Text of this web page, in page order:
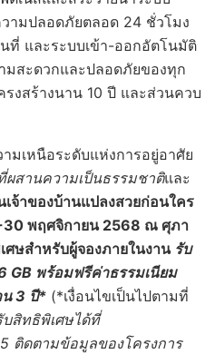
ามปลอดภัยตลอด 24 ชั่วโมง
ที่ และระบบเข้า-ออกอัตโนมัติ
มสะดวกและปลอดภัยของทุก
งสร้างนาน 10 ปี และส่วนควบ
มเหนือระดับแห่งการอยู่อาศัย
ผสานความเป็นธรรมชาติและ
เจ้าของบ้านแปลงสวยก่อนใคร
พฤศจิกายน 2568 ณ ศุภา
ษสำหรับผู้จองภายในงาน รับ
GB พร้อมฟรีค่าธรรมเนียม
น 3 ปี* (*เงื่อนไขเป็นไปตามที่
บสิทธิพิเศษได้ที่
ติดตามข้อมูลของโครงการ